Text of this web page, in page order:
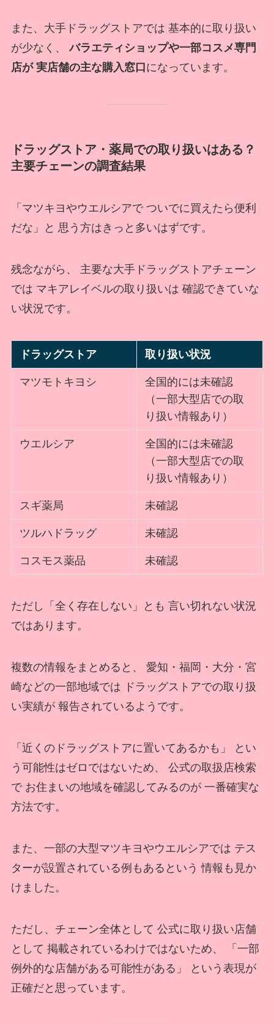
また、大手ドラッグストアでは 基本的に取り扱い
が少なく、バラエティショップや一部コスメ専門
店が 実店舗の主な購入窓口になっています。
ドラッグストア・薬局での取り扱いはある？
主要チェーンの調査結果
「マツキヨやウエルシアで ついでに買えたら便利
だな」と 思う方はきっと多いはずです。
残念ながら、 主要な大手ドラッグストアチェーン
では マキアレイベルの取り扱いは 確認できていな
い状況です。
ドラッグストア 取り扱い状況
マツモトキヨシ
全国的には未確認
（一部大型店での取
り扱い情報あり）
ウエルシア
全国的には未確認
（一部大型店での取
り扱い情報あり）
スギ薬局 未確認
ツルハドラッグ 未確認
コスモス薬品 未確認
ただし「全く存在しない」とも 言い切れない状況
ではあります。
複数の情報をまとめると、 愛知・福岡・大分・宮
崎などの一部地域では ドラッグストアでの取り扱
い実績が 報告されているようです。
「近くのドラッグストアに置いてあるかも」 とい
う可能性はゼロではないため、 公式の取扱店検索
で お住まいの地域を確認してみるのが 一番確実な
方法です。
また、一部の大型マツキヨやウエルシアでは テス
ターが設置されている例もあるという 情報も見か
けました。
ただし、チェーン全体として 公式に取り扱い店舗
として 掲載されているわけではないため、 「一部
例外的な店舗がある可能性がある」 という表現が
正確だと思っています。